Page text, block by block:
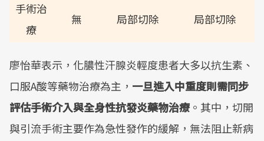
手術治
療
無 局部切除 局部切除
廖怡華表示，化膿性汗腺炎輕度患者大多以抗生素、
口服A酸等藥物治療為主， 一旦進入中重度則需同步
評估手術介入與全身性抗發炎藥物治療。其中，切開
與引流手術主要作為急性發作的緩解，無法阻止新病